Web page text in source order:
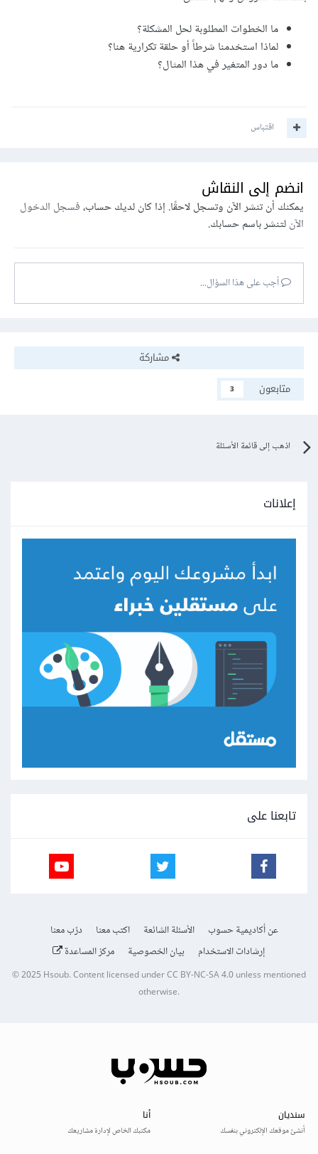
ما الخطوات المطلوبة لحل المشكلة؟
لماذا استخدمنا شرطاً أو حلقة تكرارية هنا؟
ما دور المتغير في هذا المثال؟
اقتباس
انضم إلى النقاش
يمكنك أن تنشر الآن وتسجل لاحقًا. إذا كان لديك حساب،فسجل الدخول
الآنلتنشر باسم حسابك.
أجب على هذا السؤال...
مشاركة
متابعون
3
اذهب إلى قائمة الأسئلة
إعلانات
تابعنا على
عن أكاديمية حسوب الأسئلة الشائعة اكتب معنا
درّب معنا
إرشادات الاستخدام
بيان الخصوصية مركز المساعدة
© 2025Hsoub.Content licensed underCC BY-NC-SA 4.0unless mentioned
otherwise.